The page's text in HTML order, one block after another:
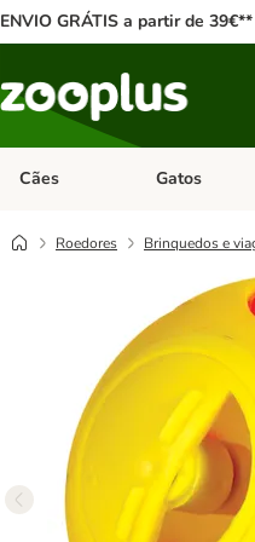
ENVIO GRÁTIS a partir de 39€**
Cães Abrir menu de
Gatos
Roedores Brinquedos e